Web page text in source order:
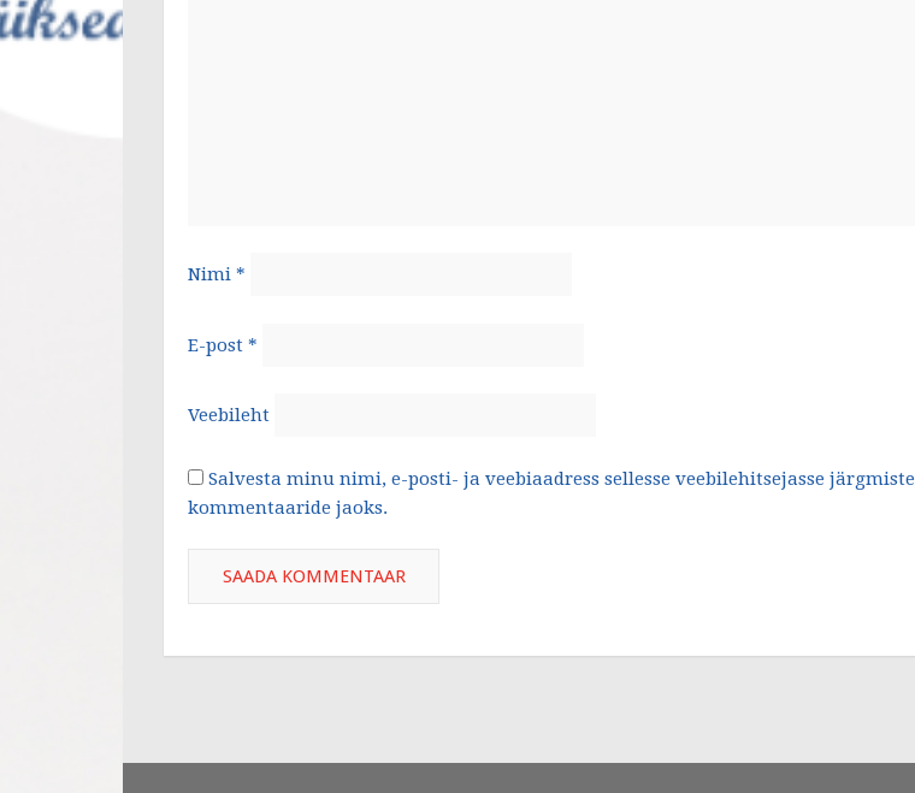
Nimi *
E-post *
Veebileht
Salvesta minu nimi, e-posti- ja veebiaadress sellesse veebilehitsejasse järgmiste
kommentaaride jaoks.